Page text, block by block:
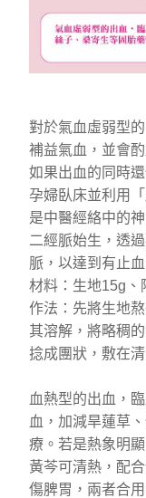
對於氣血虛弱型
補益氣血，並會
如果出血的同時
孕婦臥床並利用
是中醫經絡中的
二經脈始生，透
脈，以達到有止
材料：生地15g、
作法：先將生地
其溶解，將略稠
捻成團狀，敷在
血熱型的出血，
血，加減旱蓮草
療。若是熱象明
黃芩可清熱，配
傷脾胃，兩者合